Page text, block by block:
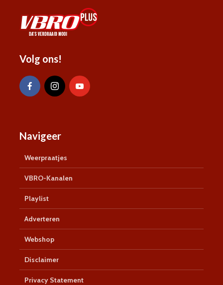
Volg ons!
Navigeer
Weerpraatjes
VBRO-Kanalen
Playlist
Adverteren
Webshop
Disclaimer
Privacy Statement